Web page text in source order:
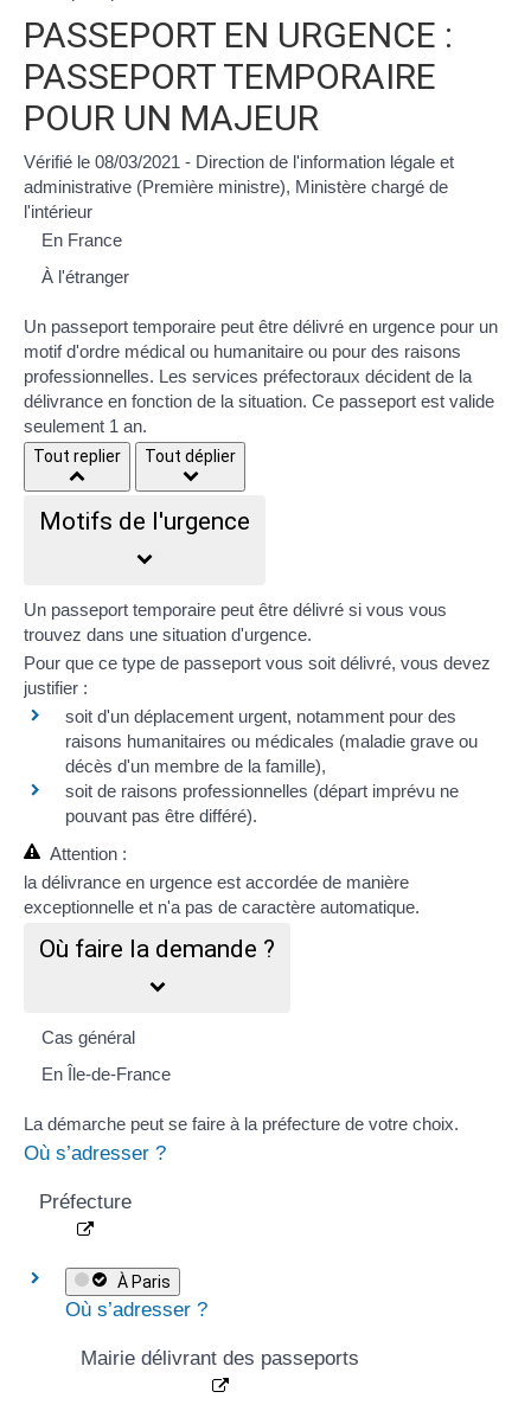
PASSEPORT EN URGENCE :
PASSEPORT TEMPORAIRE
POUR UN MAJEUR
Vérifié le 08/03/2021 - Direction de l'information légale et
administrative (Première ministre), Ministère chargé de
l'intérieur
En France
À l'étranger
Un passeport temporaire peut être délivré en urgence pour un
motif d'ordre médical ou humanitaire ou pour des raisons
professionnelles. Les services préfectoraux décident de la
délivrance en fonction de la situation. Ce passeport est valide
seulement 1 an.
Tout replier Tout déplier
Motifs de l'urgence
Un passeport temporaire peut être délivré si vous vous
trouvez dans une situation d'urgence.
Pour que ce type de passeport vous soit délivré, vous devez
justifier :
soit d'un déplacement urgent, notamment pour des
raisons humanitaires ou médicales (maladie grave ou
décès d'un membre de la famille),
soit de raisons professionnelles (départ imprévu ne
pouvant pas être différé).
Attention :
la délivrance en urgence est accordée de manière
exceptionnelle et n'a pas de caractère automatique.
Où faire la demande ?
Cas général
En Île-de-France
La démarche peut se faire à la préfecture de votre choix.
Où s’adresser ?
Préfecture
À Paris
Où s’adresser ?
Mairie délivrant des passeports